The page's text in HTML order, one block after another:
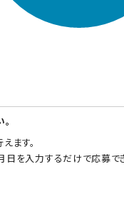
ます。
を入力するだけで応募で